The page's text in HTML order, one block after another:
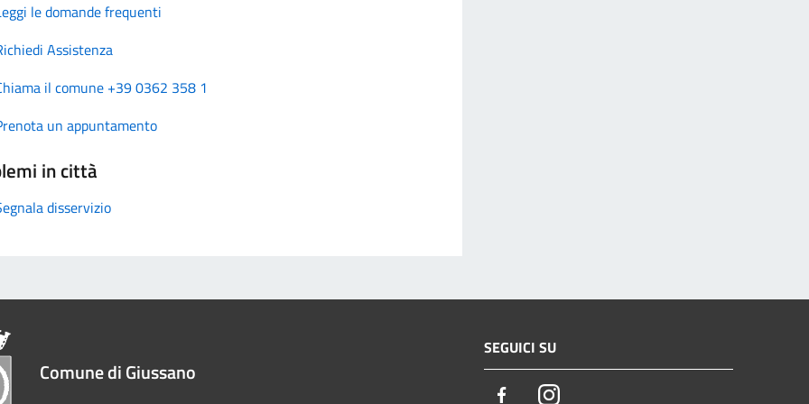
le domande frequenti
Assistenza
il comune +39 0362 358 1
un appuntamento
in città
disservizio
Comune di Giussano
SEGUICI SU
FacebookInstagram